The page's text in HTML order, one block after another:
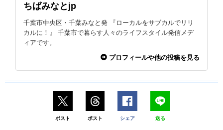
ちばみなとjp
千葉市中央区・千葉みなと発 『ローカルをサブカルでリリ
カルに！』 千葉市で暮らす人々のライフスタイル発信メデ
ィアです。
プロフィールや他の投稿を見る
ポスト ポスト シェア 送る